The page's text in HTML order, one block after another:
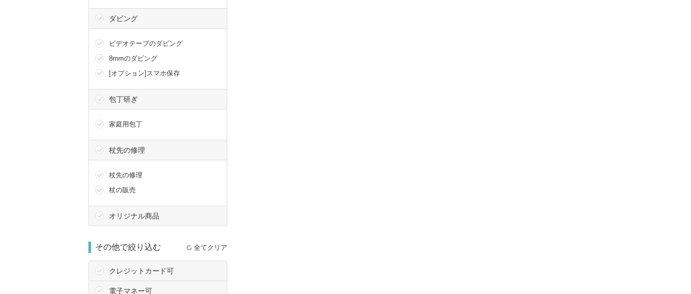
ダビング
ビデオテープのダビング
8mmのダビング
[オプション]スマホ保存
包丁研ぎ
家庭用包丁
杖先の修理
杖先の修理
杖の販売
オリジナル商品
その他で絞り込む 全てクリア
クレジットカード可
電子マネー可